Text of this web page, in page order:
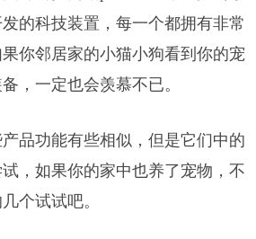
的科技装置，每一个都拥有非常
你邻居家的小猫小狗看到你的宠
，一定也会羡慕不已。
品功能有些相似，但是它们中的
，如果你的家中也养了宠物，不
个试试吧。